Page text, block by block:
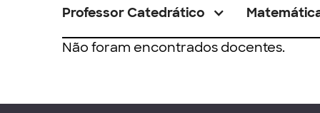
Professor Catedrático
Não foram encontrados docentes.